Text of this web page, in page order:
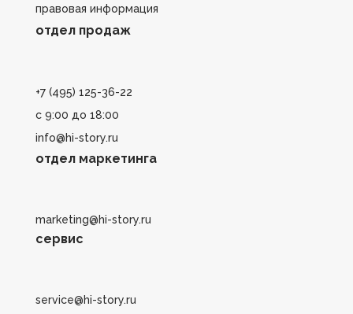
правовая информация
отдел продаж
+7 (495) 125-36-22
с 9:00 до 18:00
info@hi-story.ru
отдел маркетинга
marketing@hi-story.ru
сервис
service@hi-story.ru